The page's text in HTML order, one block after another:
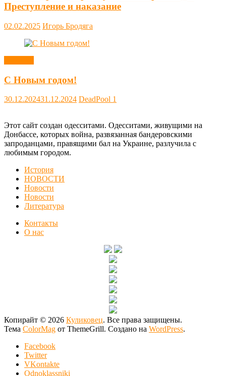
Преступление и наказание
02.02.2025 Игорь Бродяга
С Новым годом!
30.12.202431.12.2024 DeadPool 1
Этот сайт создан одесситами. Одесситами, живущими на
Донбассе, которых война, развязанная бандеровскими
запроданцами, правящими бал на Украине, разлучила с
любимым городом.
История
НОВОСТИ
Новости
Новости
Литература
Контакты
О нас
Копирайт © 2026 Куликовец. Все права защищены.
Тема ColorMag от ThemeGrill. Создано на WordPress.
Facebook
Twitter
VKontakte
Odnoklassniki